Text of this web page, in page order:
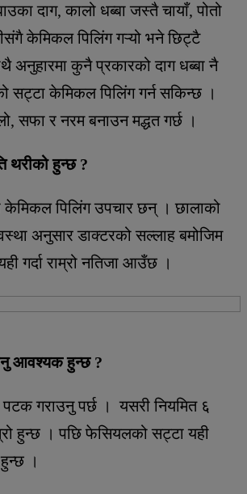
दाग, कालो धब्बा जस्तै चायाँ, पोतो
केमिकल पिलिंग गऱ्यो भने छिट्टै
कुनै प्रकारको दाग धब्बा नै
सट्टा केमिकल पिलिंग गर्न सकिन्छ ।
सफा र नरम बनाउन मद्धत गर्छ ।
थरीको हुन्छ ?
केमिकल पिलिंग उपचार छन् । छालाको
अनुसार डाक्टरको सल्लाह बमोजिम
गर्दा राम्रो नतिजा आउँछ ।
आवश्यक हुन्छ ?
पटक गराउनु पर्छ । यसरी नियमित ६
हुन्छ । पछि फेसियलको सट्टा यही
।